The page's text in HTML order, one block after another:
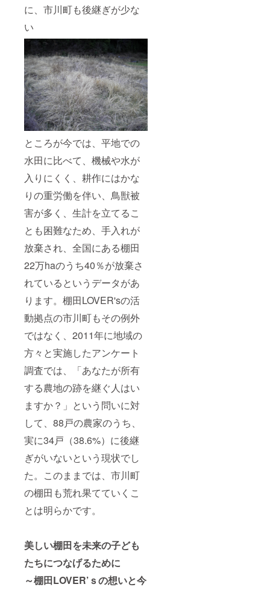
に、市川町も後継ぎが少な
い
ところが今では、平地での
水田に比べて、機械や水が
入りにくく、耕作にはかな
りの重労働を伴い、鳥獣被
害が多く、生計を立てるこ
とも困難なため、手入れが
放棄され、全国にある棚田
22万haのうち40％が放棄さ
れているというデータがあ
ります。棚田LOVER'sの活
動拠点の市川町もその例外
ではなく、2011年に地域の
方々と実施したアンケート
調査では、「あなたが所有
する農地の跡を継ぐ人はい
ますか？」という問いに対
して、88戸の農家のうち、
実に34戸（38.6%）に後継
ぎがいないという現状でし
た。このままでは、市川町
の棚田も荒れ果てていくこ
とは明らかです。
美しい棚田を未来の子ども
たちにつなげるために
～棚田LOVER’ｓの想いと今